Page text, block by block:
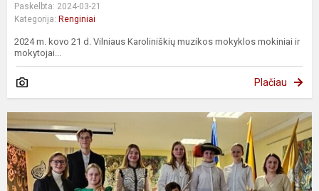
Paskelbta: 2024-03-21
Kategorija: Renginiai
2024 m. kovo 21 d. Vilniaus Karoliniškių muzikos mokyklos mokiniai ir
mokytojai...
Plačiau